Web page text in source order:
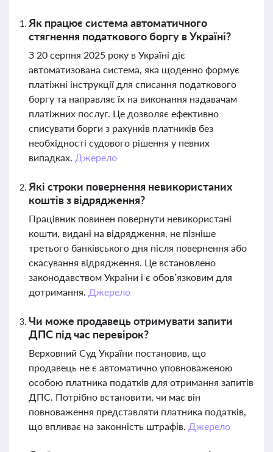
Як працює система автоматичного
стягнення податкового боргу в Україні?
З 20 серпня 2025 року в Україні діє
автоматизована система, яка щоденно формує
платіжні інструкції для списання податкового
боргу та направляє їх на виконання надавачам
платіжних послуг. Це дозволяє ефективно
списувати борги з рахунків платників без
необхідності судового рішення у певних
випадках. Джерело
Які строки повернення невикористаних
коштів з відрядження?
Працівник повинен повернути невикористані
кошти, видані на відрядження, не пізніше
третього банківського дня після повернення або
скасування відрядження. Це встановлено
законодавством України і є обов’язковим для
дотримання. Джерело
Чи може продавець отримувати запити
ДПС під час перевірок?
Верховний Суд України постановив, що
продавець не є автоматично уповноваженою
особою платника податків для отримання запитів
ДПС. Потрібно встановити, чи має він
повноваження представляти платника податків,
що впливає на законність штрафів. Джерело